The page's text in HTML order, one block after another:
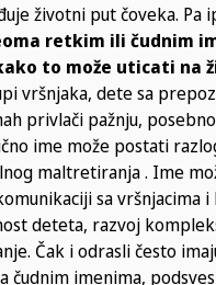
životni put čoveka. Pa
retkim ili čudnim
to može uticati na
vršnjaka, dete sa
privlači pažnju,
ime može postati
maltretiranja . Ime
sa vršnjacima
deteta, razvoj
Čak i odrasli često
čudnim imenima,